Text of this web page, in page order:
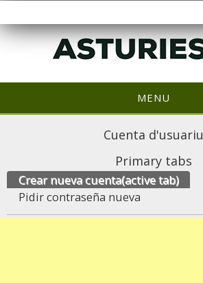
MENU
Cuenta d'usuariu
Primary tabs
Crear nueva cuenta(active tab)
Pidir contraseña nueva